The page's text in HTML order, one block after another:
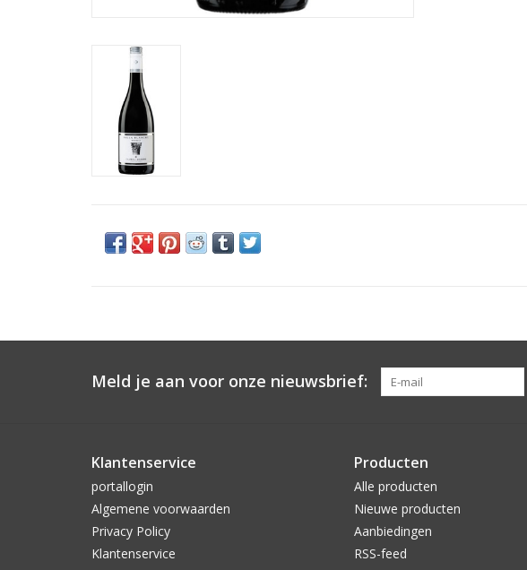
Meld je aan voor onze nieuwsbrief:
Klantenservice
portallogin
Algemene voorwaarden
Privacy Policy
Klantenservice
Producten
Alle producten
Nieuwe producten
Aanbiedingen
RSS-feed